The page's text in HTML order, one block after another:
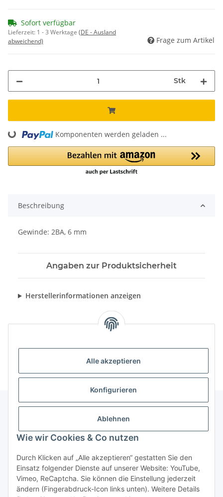
Alle akzeptieren
Konfigurieren
Ablehnen
Wie wir Cookies & Co nutzen
Durch Klicken auf „Alle akzeptieren“ gestatten Sie den
Einsatz folgender Dienste auf unserer Website: YouTube,
Vimeo, ReCaptcha. Sie können die Einstellung jederzeit
ändern (Fingerabdruck-Icon links unten). Weitere Details
Sofort verfügbar
Lieferzeit: 1 - 3 Werktage (DE - Ausland
abweichend)
Frage zum Artikel
Stk
Loading... Komponenten werden geladen ...
Beschreibung
Gewinde: 2BA, 6 mm
Angaben zur Produktsicherheit
Herstellerinformationen anzeigen
Gesetzliche Informationen
Vertrag widerrufen